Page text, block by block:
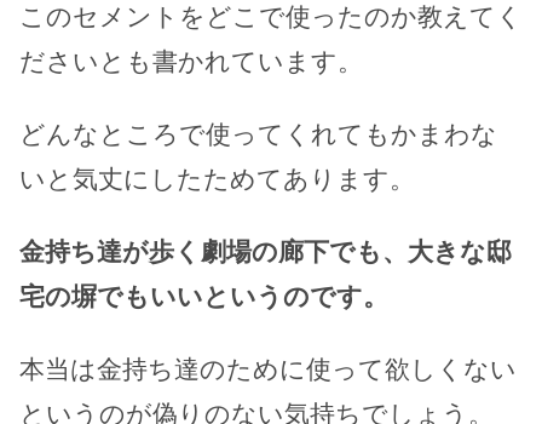
このセメントをどこで使ったのか教えてく
ださいとも書かれています。
どんなところで使ってくれてもかまわな
いと気丈にしたためてあります。
金持ち達が歩く劇場の廊下でも、大きな邸
宅の塀でもいいというのです。
本当は金持ち達のために使って欲しくない
というのが偽りのない気持ちでしょう。